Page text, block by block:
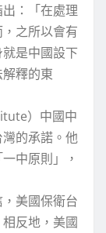
：「在處理
之所以會有
是中國設下
釋的東
）中國中
的承諾。他
中原則」，
美國保衛台
反地，美國